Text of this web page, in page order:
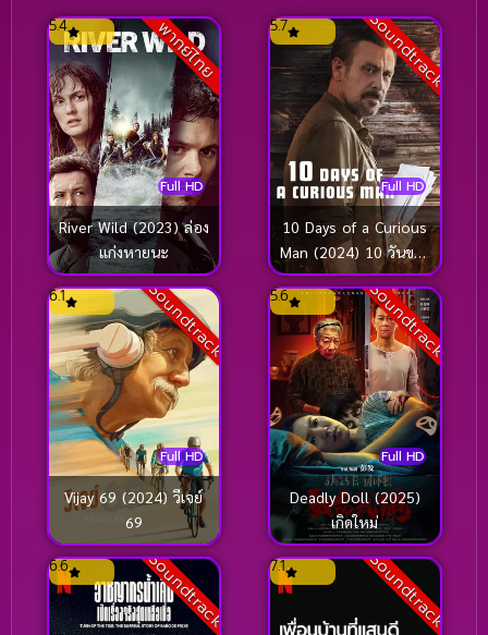
Documentary สารคดี(4)
Documentary สารคดี (130)
Drama ดราม่า (2,282)
Drama ดราม่า (247)
Dystopian (33)
Dystopian ดิสโทเปีย(1)
Emotional (283)
Epic มหากาพย์(10)
Erotic (40)
Erotic อีโรติก(1)
Family ครอบครัว(75)
Family ครอบครัว(755)
Fantasy จินตนาการ(583)
พากย์ไทย
Full HD
5.4
River Wild (2023) ล่อง
แก่งหายนะ
Soundtrack
Full HD
5.7
10 Days of a Curious
Man (2024) 10 วันของ
คนอยากรู้อยากเห็น
Soundtrack
Full HD
6.1
Vijay 69 (2024) วีเจย์
69
Soundtrack
Full HD
5.6
Deadly Doll (2025)
เกิดใหม่
Soundtrack
6.6 Soundtrack
7.1